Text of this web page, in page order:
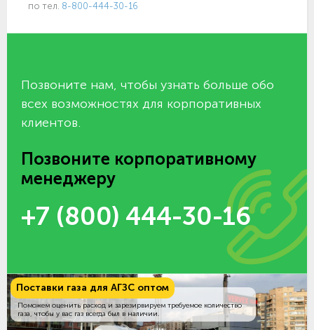
по тел. 8-800-444-30-16
Позвоните нам, чтобы узнать больше обо
всех возможностях для корпоративных
клиентов.
Позвоните корпоративному
менеджеру
+7 (800) 444-30-16
Поставки газа для АГЗС оптом
Поможем оценить расход и зарезирвируем требуемое количество
газа, чтобы у вас газ всегда был в наличии.